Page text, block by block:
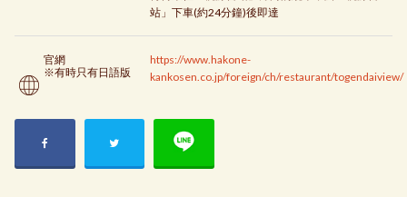
站」下車(約24分鐘)後即達
官網
※有時只有日語版
https://www.hakone-
kankosen.co.jp/foreign/ch/restaurant/togendaiview/